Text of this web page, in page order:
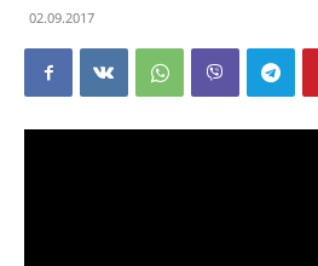
02.09.2017